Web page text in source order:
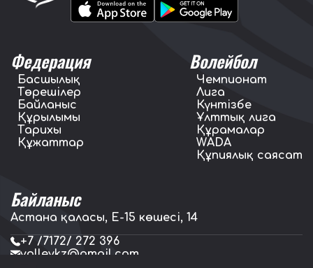
Федерация
Басшылық
Төрешілер
Байланыс
Құрылымы
Тарихы
Құжаттар
Волейбол
Чемпионат
Лига
Күнтізбе
Ұлттық лига
Құрамалар
WADA
Құпиялық саясат
Байланыс
Астана қаласы, E-15 көшесі, 14
+7 /7172/ 272 396
volleykz@gmail.com